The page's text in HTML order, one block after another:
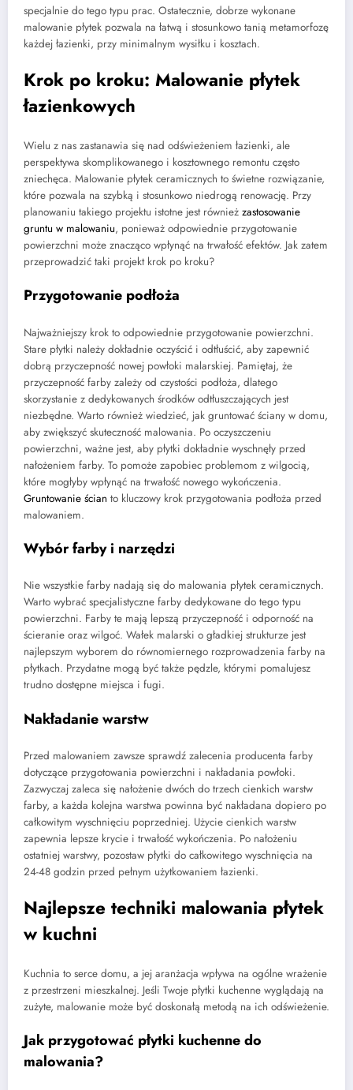
specjalnie do tego typu prac. Ostatecznie, dobrze wykonane
malowanie płytek pozwala na łatwą i stosunkowo tanią metamorfozę
każdej łazienki, przy minimalnym wysiłku i kosztach.
Krok po kroku: Malowanie płytek
łazienkowych
Wielu z nas zastanawia się nad odświeżeniem łazienki, ale
perspektywa skomplikowanego i kosztownego remontu często
zniechęca. Malowanie płytek ceramicznych to świetne rozwiązanie,
które pozwala na szybką i stosunkowo niedrogą renowację. Przy
planowaniu takiego projektu istotne jest również zastosowanie
gruntu w malowaniu, ponieważ odpowiednie przygotowanie
powierzchni może znacząco wpłynąć na trwałość efektów. Jak zatem
przeprowadzić taki projekt krok po kroku?
Przygotowanie podłoża
Najważniejszy krok to odpowiednie przygotowanie powierzchni.
Stare płytki należy dokładnie oczyścić i odtłuścić, aby zapewnić
dobrą przyczepność nowej powłoki malarskiej. Pamiętaj, że
przyczepność farby zależy od czystości podłoża, dlatego
skorzystanie z dedykowanych środków odtłuszczających jest
niezbędne. Warto również wiedzieć, jak gruntować ściany w domu,
aby zwiększyć skuteczność malowania. Po oczyszczeniu
powierzchni, ważne jest, aby płytki dokładnie wyschnęły przed
nałożeniem farby. To pomoże zapobiec problemom z wilgocią,
które mogłyby wpłynąć na trwałość nowego wykończenia.
Gruntowanie ścian to kluczowy krok przygotowania podłoża przed
malowaniem.
Wybór farby i narzędzi
Nie wszystkie farby nadają się do malowania płytek ceramicznych.
Warto wybrać specjalistyczne farby dedykowane do tego typu
powierzchni. Farby te mają lepszą przyczepność i odporność na
ścieranie oraz wilgoć. Wałek malarski o gładkiej strukturze jest
najlepszym wyborem do równomiernego rozprowadzenia farby na
płytkach. Przydatne mogą być także pędzle, którymi pomalujesz
trudno dostępne miejsca i fugi.
Nakładanie warstw
Przed malowaniem zawsze sprawdź zalecenia producenta farby
dotyczące przygotowania powierzchni i nakładania powłoki.
Zazwyczaj zaleca się nałożenie dwóch do trzech cienkich warstw
farby, a każda kolejna warstwa powinna być nakładana dopiero po
całkowitym wyschnięciu poprzedniej. Użycie cienkich warstw
zapewnia lepsze krycie i trwałość wykończenia. Po nałożeniu
ostatniej warstwy, pozostaw płytki do całkowitego wyschnięcia na
24-48 godzin przed pełnym użytkowaniem łazienki.
Najlepsze techniki malowania płytek
w kuchni
Kuchnia to serce domu, a jej aranżacja wpływa na ogólne wrażenie
z przestrzeni mieszkalnej. Jeśli Twoje płytki kuchenne wyglądają na
zużyte, malowanie może być doskonałą metodą na ich odświeżenie.
Jak przygotować płytki kuchenne do
malowania?